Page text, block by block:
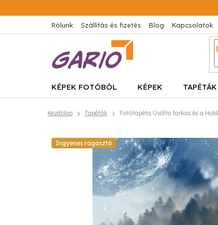
a
tartalomhoz
Rólunk Szállítás és fizetés Blog Kapcsolatok
KÉPEK FOTÓBÓL KÉPEK TAPÉTÁK
Kezdőlap Tapéták Fotótapéta Üvölto farkas és a Hold
Ingyenes ragasztó